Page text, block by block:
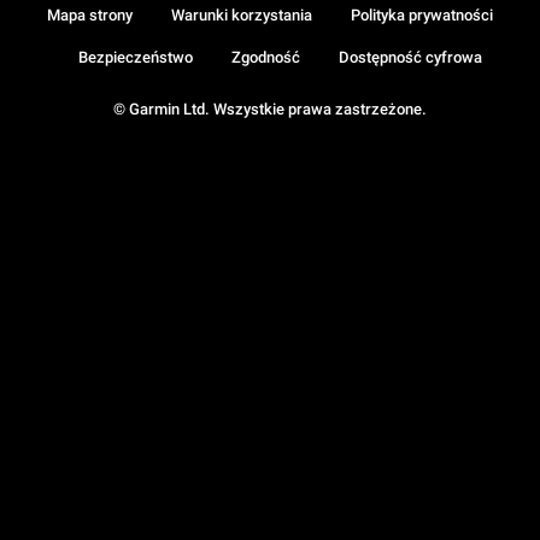
© Garmin Ltd. Wszystkie prawa zastrzeżone.
Mapa strony Warunki korzystania Polityka prywatności
Bezpieczeństwo Zgodność Dostępność cyfrowa